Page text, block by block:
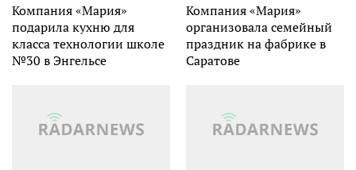
Компания «Мария»
подарила кухню для
класса технологии школе
№30 в Энгельсе
Компания «Мария»
организовала семейный
праздник на фабрике в
Саратове